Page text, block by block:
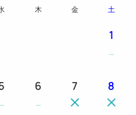
木 金 土
1
6 7 8